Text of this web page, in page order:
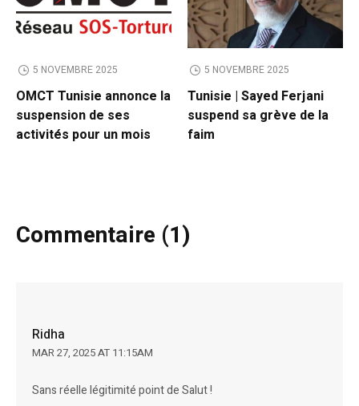
5 NOVEMBRE 2025
OMCT Tunisie annonce la
suspension de ses
activités pour un mois
5 NOVEMBRE 2025
Tunisie | Sayed Ferjani
suspend sa grève de la
faim
Commentaire (1)
Ridha
MAR 27, 2025 AT 11:15AM
Sans réelle légitimité point de Salut !